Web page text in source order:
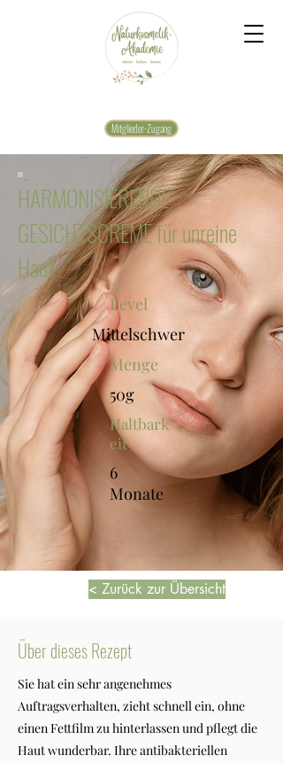
Mitglieder-Zugang
HARMONISIERENDE
GESICHTSCREME für unreine
Haut
Level
Mittelschwer
Menge
50g
Haltbark
eit
6
Monate
< Zurück zur Übersicht
Über dieses Rezept
Sie hat ein sehr angenehmes
Auftragsverhalten, zieht schnell ein, ohne
einen Fettfilm zu hinterlassen und pflegt die
Haut wunderbar. Ihre antibakteriellen